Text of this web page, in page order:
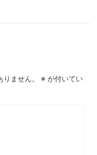
ません。 ※ が付いてい